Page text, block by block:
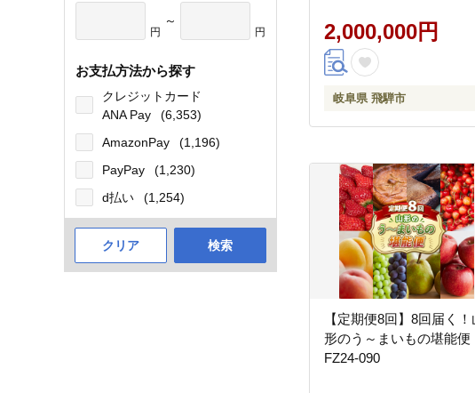
円
～
円
お支払方法から探す
クレジットカード
ANA Pay
(6,353)
AmazonPay
(1,196)
PayPay
(1,230)
d払い
(1,254)
クリア 検索
2,000,000円
岐阜県 飛騨市
【定期便8回】8回届く！
形のう～まいもの堪能便
FZ24-090